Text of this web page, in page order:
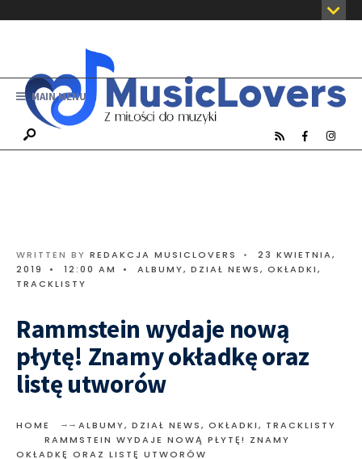
MAIN MENU
WRITTEN BY REDAKCJA MUSICLOVERS •
23 KWIETNIA,
2019
• 12:00 AM • ALBUMY, DZIAŁ NEWS, OKŁADKI,
TRACKLISTY
Rammstein wydaje nową
płytę! Znamy okładkę oraz
listę utworów
HOME ALBUMY, DZIAŁ NEWS, OKŁADKI, TRACKLISTY
RAMMSTEIN WYDAJE NOWĄ PŁYTĘ! ZNAMY
OKŁADKĘ ORAZ LISTĘ UTWORÓW